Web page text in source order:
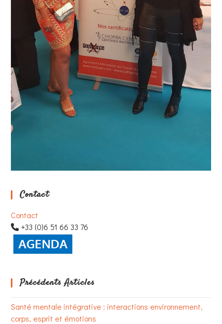
Contact
Contact
+33 (0)6 51 66 33 76
Précédents Articles
Santé mentale intégrative : interactions environnement,
corps, esprit et émotions